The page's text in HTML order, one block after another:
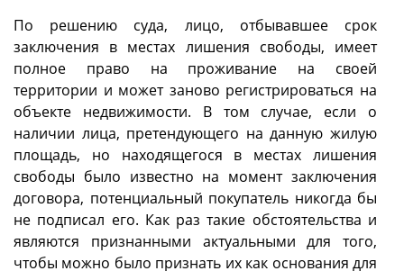
По решению суда, лицо, отбывавшее срок
заключения в местах лишения свободы, имеет
полное право на проживание на своей
территории и может заново регистрироваться на
объекте недвижимости. В том случае, если о
наличии лица, претендующего на данную жилую
площадь, но находящегося в местах лишения
свободы было известно на момент заключения
договора, потенциальный покупатель никогда бы
не подписал его. Как раз такие обстоятельства и
являются признанными актуальными для того,
чтобы можно было признать их как основания для